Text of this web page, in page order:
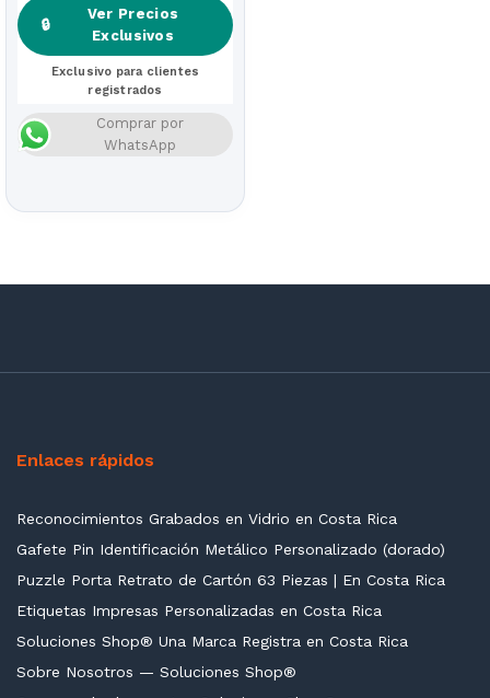
🔒
Ver Precios
Exclusivos
Exclusivo para clientes
registrados
Comprar por
WhatsApp
Enlaces rápidos
Reconocimientos Grabados en Vidrio en Costa Rica
Gafete Pin Identificación Metálico Personalizado (dorado)
Puzzle Porta Retrato de Cartón 63 Piezas | En Costa Rica
Etiquetas Impresas Personalizadas en Costa Rica
Soluciones Shop® Una Marca Registra en Costa Rica
Sobre Nosotros — Soluciones Shop®